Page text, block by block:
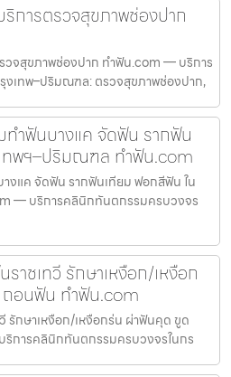
การตรวจสุขภาพช่องปาก
วจสุขภาพช่องปาก ทำฟัน.com — บริการ
เทพ–ปริมณฑล: ตรวจสุขภาพช่องปาก,
ำฟันบางแค จัดฟัน รากฟัน
ทพฯ–ปริมณฑล ทำฟัน.com
งแค จัดฟัน รากฟันเทียม ฟอกสีฟัน ใน
— บริการคลินิกทันตกรรมครบวงจร
าชเทวี รักษาเหงือก/เหงือก
อนฟัน ทำฟัน.com
รักษาเหงือก/เหงือกร่น ผ่าฟันคุด ขูด
การคลินิกทันตกรรมครบวงจรในกร